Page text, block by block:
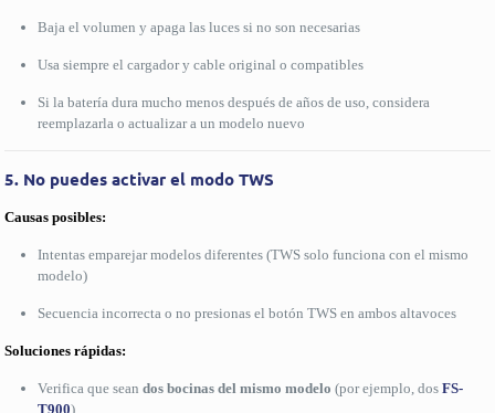
Baja el volumen y apaga las luces si no son necesarias
Usa siempre el cargador y cable original o compatibles
Si la batería dura mucho menos después de años de uso, considera
reemplazarla o actualizar a un modelo nuevo
5. No puedes activar el modo TWS
Causas posibles:
Intentas emparejar modelos diferentes (TWS solo funciona con el mismo
modelo)
Secuencia incorrecta o no presionas el botón TWS en ambos altavoces
Soluciones rápidas:
Verifica que seandos bocinas del mismo modelo (por ejemplo, dosFS-
T900)